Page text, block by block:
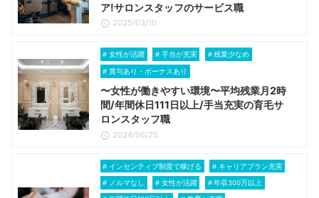
ア!サロンスタッフのサービス職
2025/03/10
女性が活躍 手当が充実 残業少なめ
賞与あり・ボーナスあり
〜女性が働きやすい環境〜平均残業月2時
間/年間休日111日以上/手当充実の育毛サ
ロンスタッフ職
2024/06/25
インセンティブ制度で稼げる キャリアプラン充実
ノルマなし 女性が活躍 年収300万以上